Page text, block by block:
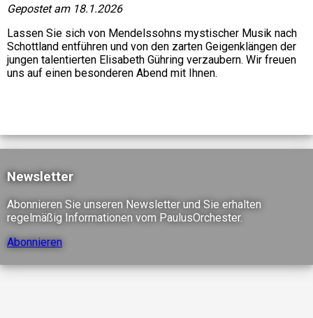
Newsletter
Abonnieren Sie unseren Newsletter und Sie erhalten
regelmäßig Informationen vom PaulusOrchester.
Abonnieren
Gepostet am 18.1.2026
Lassen Sie sich von Mendelssohns mystischer Musik nach
Schottland entführen und von den zarten Geigenklängen der
jungen talentierten Elisabeth Gühring verzaubern. Wir freuen
uns auf einen besonderen Abend mit Ihnen.